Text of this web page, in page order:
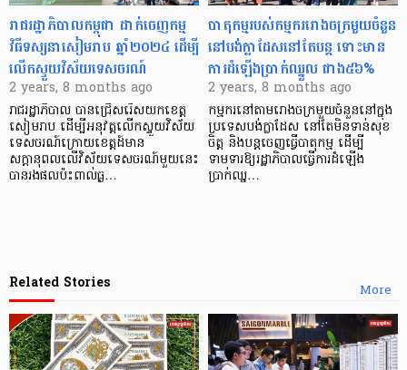
រាជរដ្ឋាភិបាលកម្ពុជា ដាក់ចេញកម្ម
វិធីទស្សនាសៀមរាប ឆ្នាំ២០២៤ ដើម្បី
លើកស្ទួយវិស័យទេសចរណ៍
2 years, 8 months ago
រាជរដ្ឋាភិបាល បានជ្រើសរើសយកខេត្ត
សៀមរាប ដើម្បីអនុវត្តលើកស្ទួយវិស័យ
ទេសចរណ៍ក្រោយខេត្តដ៍មាន
សក្តានុពលលើវិស័យទេសចរណ៍មួយនេះ
បានរងផលប៉ះពាល់ធ្ង…
បាតុកម្មរបស់កម្មកររោងចក្រមួយចំនួន
នៅបង់ក្លាដែសនៅតែបន្ដ ទោះមាន
ការដំឡើងប្រាក់ឈ្នួល ជាង៥៦%
2 years, 8 months ago
កម្មករនៅតាមរោងចក្រមួយចំនួននៅក្នុង
ប្រទេសបង់ក្លាដែស នៅតែមិនទាន់សុខ
ចិត្ត និងបន្ដចេញធ្វើបាតុកម្ម ដើម្បី
ទាមទារឱ្យរដ្ឋាភិបាលធ្វើការដំឡើង
ប្រាក់ឈ្ន…
More
Related Stories